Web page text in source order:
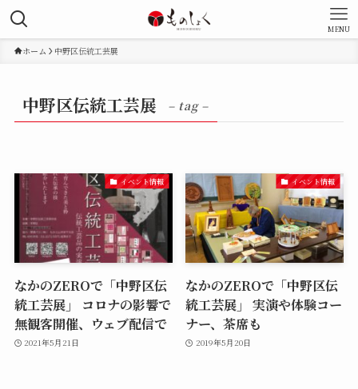
MENU
ホーム 中野区伝統工芸展
中野区伝統工芸展 – tag –
イベント情報
なかのZEROで「中野区伝
統工芸展」 コロナの影響で
無観客開催、ウェブ配信で
2021年5月21日
イベント情報
なかのZEROで「中野区伝
統工芸展」 実演や体験コー
ナー、茶席も
2019年5月20日